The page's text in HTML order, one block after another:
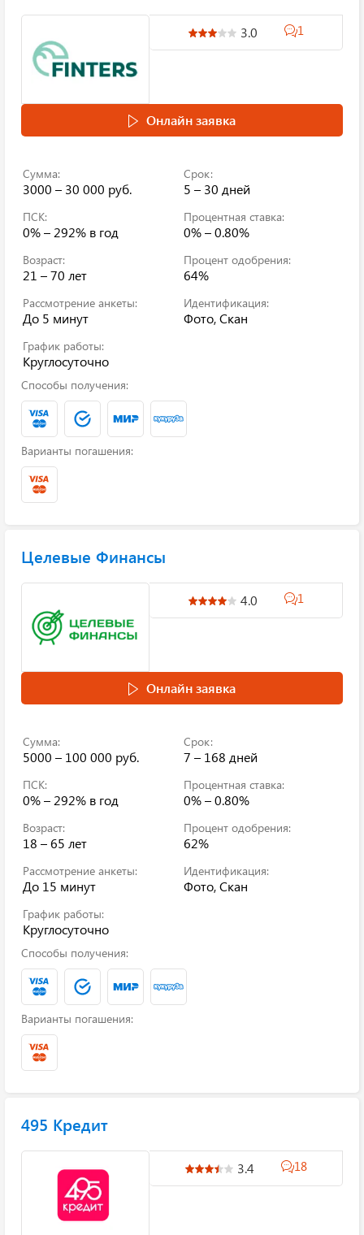
3.0 1
Онлайн заявка
Сумма:
3000 – 30 000 руб.
Срок:
5 – 30 дней
ПСК:
0% – 292% в год
Процентная ставка:
0% – 0.80%
Возраст:
21 – 70 лет
Процент одобрения:
64%
Рассмотрение анкеты:
До 5 минут
Идентификация:
Фото, Скан
График работы:
Круглосуточно
Способы получения:
Варианты погашения:
Целевые Финансы
4.0 1
Онлайн заявка
Сумма:
5000 – 100 000 руб.
Срок:
7 – 168 дней
ПСК:
0% – 292% в год
Процентная ставка:
0% – 0.80%
Возраст:
18 – 65 лет
Процент одобрения:
62%
Рассмотрение анкеты:
До 15 минут
Идентификация:
Фото, Скан
График работы:
Круглосуточно
Способы получения:
Варианты погашения:
495 Кредит
3.4 18